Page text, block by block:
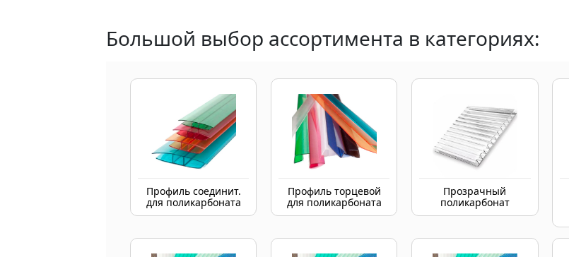
Большой выбор ассортимента в категориях:
Профиль соединит.
для поликарбоната
Профиль торцевой
для поликарбоната
Прозрачный
поликарбонат